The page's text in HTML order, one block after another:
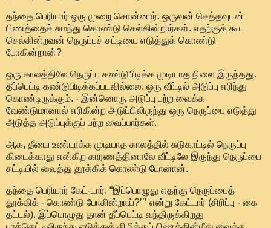
தந்தை பெரியார் ஒரு முறை சொன்னார். ஒருவன் செத்தவுடன்
பிணத்தைச் சுமந்து கொண்டு செல்கின்றார்கள். எதற்குக் கூட
செல்கின்றவன் நெருப்புச் சட்டியை எடுத்துக் கொண்டு
போகின்றான்?
ஒரு காலத்திலே நெருப்பு கண்டுபிடிக்க முடியாத நிலை இருந்தது.
தீப்பெட்டி கண்டுபிடிக்கப்படவில்லை. ஒரு வீட்டில் அடுப்பு எரிந்து
கொண்டிருக்கும். - இன்னொரு அடுப்பு பற்ற வைக்க
வேண்டுமானால் எரிகின்ற அடுப்பிலிருந்து ஒரு நெருப்பை எடுத்து
அடுத்த அடுப்புக்குப் பற்ற வைப்பார்கள்.
ஆக, தீயை உண்டாக்க முடியாத காலத்தில் சுடுகாட்டில் நெருப்பு
கிடைக்காது என்கிற காரணத்தினாலே வீட்டிலே இருந்து நெருப்பை
சட்டியில் வைத்து தூக்கிக் கொண்டு போனான்.
தந்தை பெரியார் கேட்-டார். “இப்பொழுது எதற்கு நெருப்பைத்
தூக்கிக் - கொண்டு போகின்றாய்?’’’ என்று கேட்டார் (சிரிப்பு - கை
தட்டல்). இப்பொழுது தான் தீப்பெட்டி வந்திருக்கிறது